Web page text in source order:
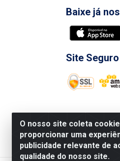
O nosso site coleta
proporcionar uma
publicidade relevante de
qualidade do nosso site.
Baixe já
Site Seguro
Nova Boni